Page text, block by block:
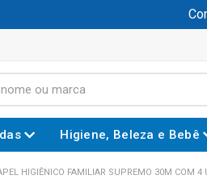
Higiene, Beleza e Bebê
HIGIÊNICO FAMILIAR SUPREMO 30M COM 4